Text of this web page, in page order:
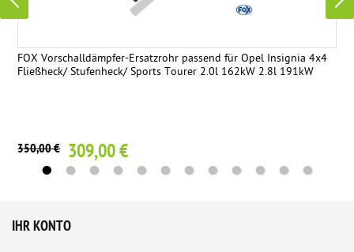
FOX Vorschalldämpfer-Ersatzrohr passend für Opel Insignia 4x4
Fließheck/ Stufenheck/ Sports Tourer 2.0l 162kW 2.8l 191kW
350,00 € 309,00 €
IHR KONTO